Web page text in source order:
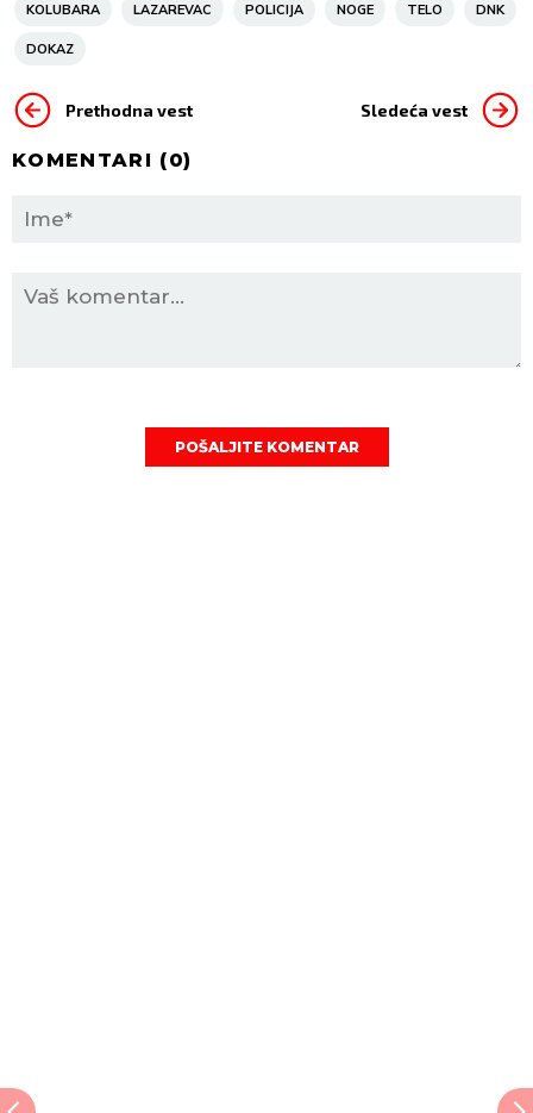
KOLUBARA LAZAREVAC POLICIJA NOGE TELO DNK
DOKAZ
Prethodna vest Sledeća vest
KOMENTARI (0)
POŠALJITE KOMENTAR